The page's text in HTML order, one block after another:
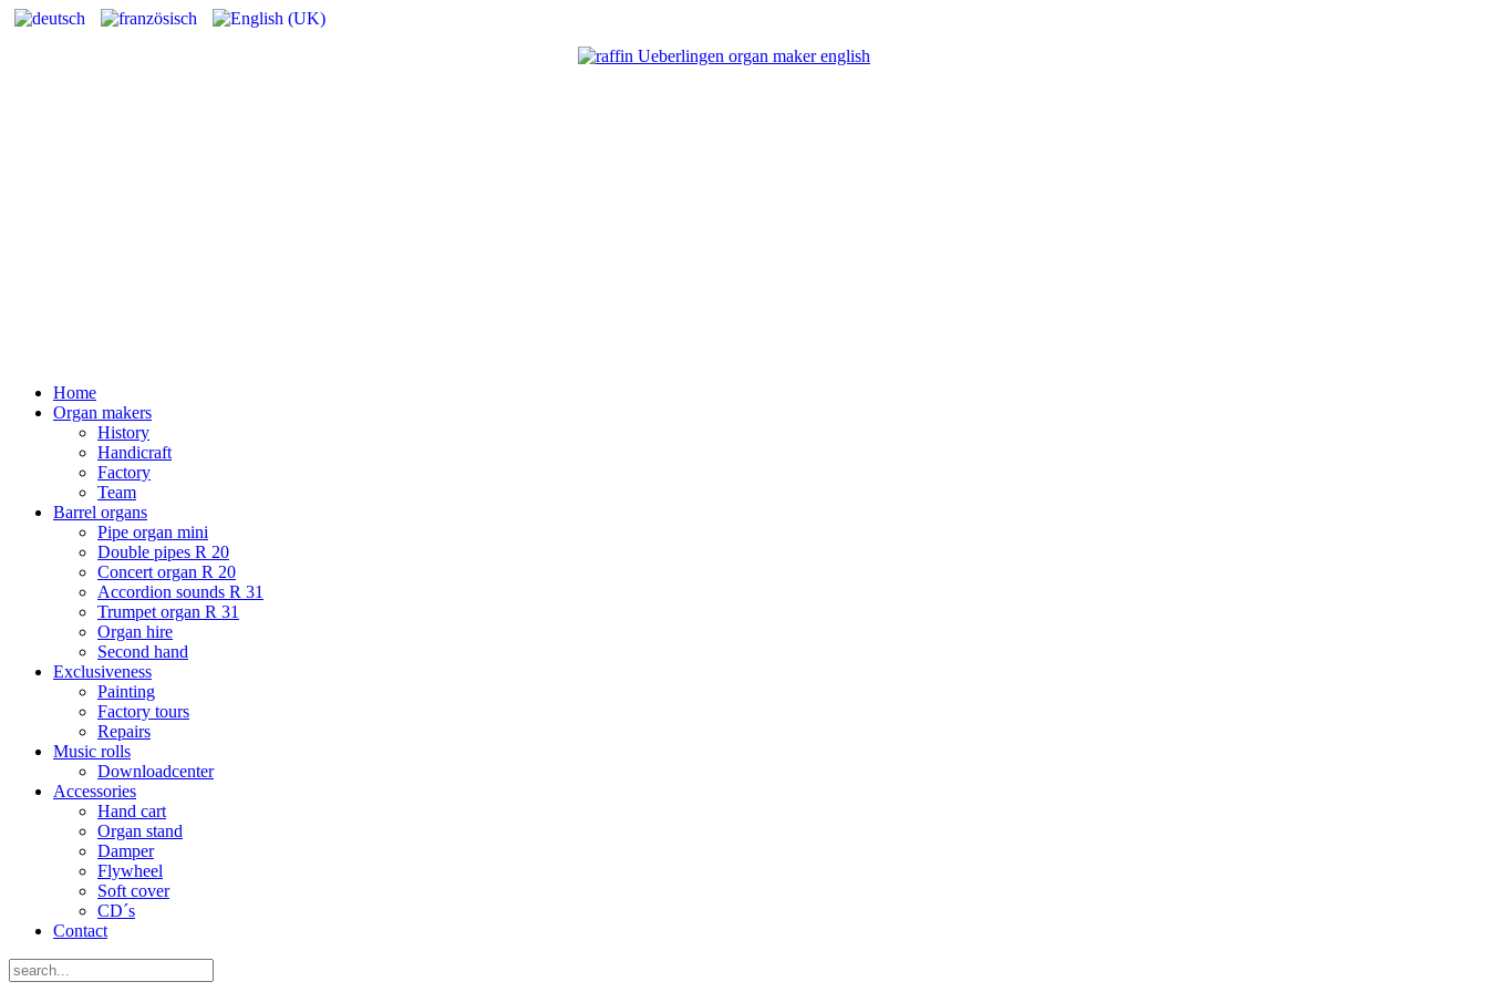
Home
Organ makers
History
Handicraft
Factory
Team
Barrel organs
Pipe organ mini
Double pipes R 20
Concert organ R 20
Accordion sounds R 31
Trumpet organ R 31
Organ hire
Second hand
Exclusiveness
Painting
Factory tours
Repairs
Music rolls
Downloadcenter
Accessories
Hand cart
Organ stand
Damper
Flywheel
Soft cover
CD´s
Contact